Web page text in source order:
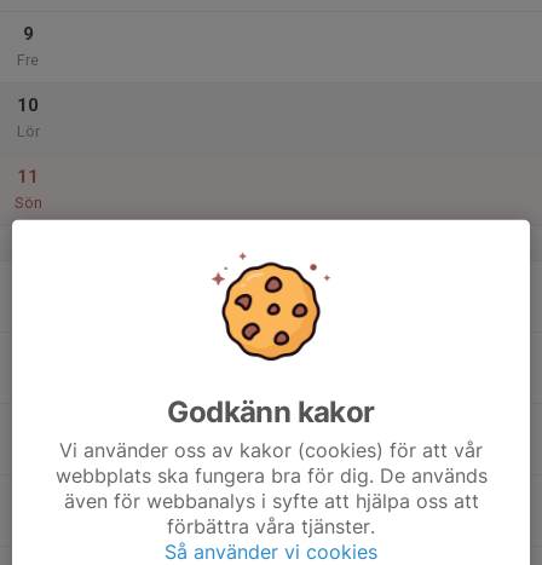
9
Fre
10
Lör
11
Sön
18:30
Öppen träning, Torsdagsgruppen
Godkänn kakor
Vi använder oss av kakor (cookies) för att vår
webbplats ska fungera bra för dig. De används
även för webbanalys i syfte att hjälpa oss att
förbättra våra tjänster.
Så använder vi cookies